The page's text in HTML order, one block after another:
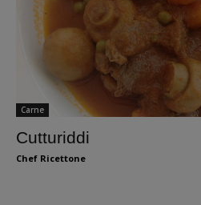
Carne
Cutturiddi
Chef Ricettone